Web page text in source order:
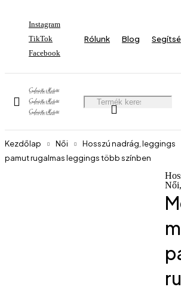
Instagram
TikTok
Facebook
Rólunk Blog
Kezdőlap Női Hosszú nadrág, leggings
pamut rugalmas leggings több színben
Női,